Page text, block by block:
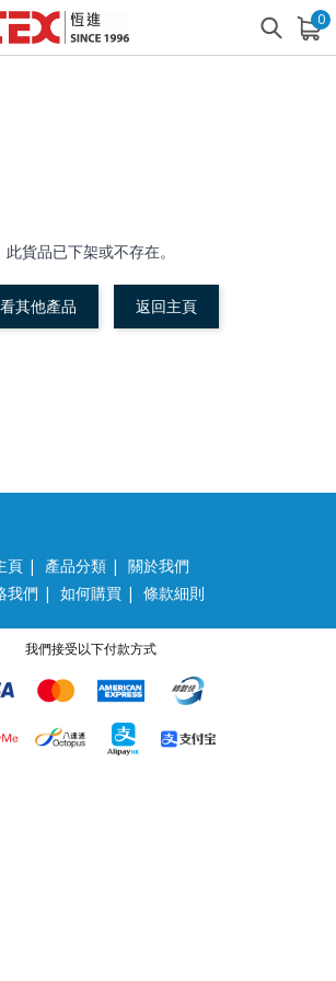
0
查看
此貨品已下架或不存在。
其他產品 返回主頁
頁 | 產品分類 | 關於我們
我們 | 如何購買 | 條款細則
我們接受以下付款方式